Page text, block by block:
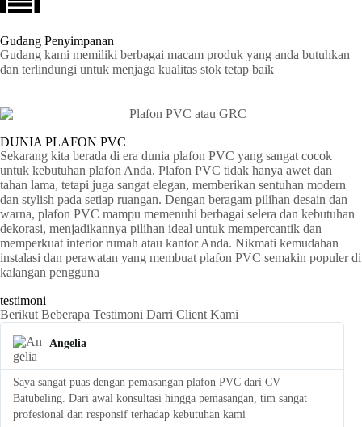
Gudang Penyimpanan
Gudang kami memiliki berbagai macam produk yang anda butuhkan
dan terlindungi untuk menjaga kualitas stok tetap baik
DUNIA PLAFON PVC
Sekarang kita berada di era dunia plafon PVC yang sangat cocok
untuk kebutuhan plafon Anda. Plafon PVC tidak hanya awet dan
tahan lama, tetapi juga sangat elegan, memberikan sentuhan modern
dan stylish pada setiap ruangan. Dengan beragam pilihan desain dan
warna, plafon PVC mampu memenuhi berbagai selera dan kebutuhan
dekorasi, menjadikannya pilihan ideal untuk mempercantik dan
memperkuat interior rumah atau kantor Anda. Nikmati kemudahan
instalasi dan perawatan yang membuat plafon PVC semakin populer di
kalangan pengguna
testimoni
Berikut Beberapa Testimoni Darri Client Kami
Angelia
Saya sangat puas dengan pemasangan plafon PVC dari CV
Batubeling. Dari awal konsultasi hingga pemasangan, tim sangat
profesional dan responsif terhadap kebutuhan kami